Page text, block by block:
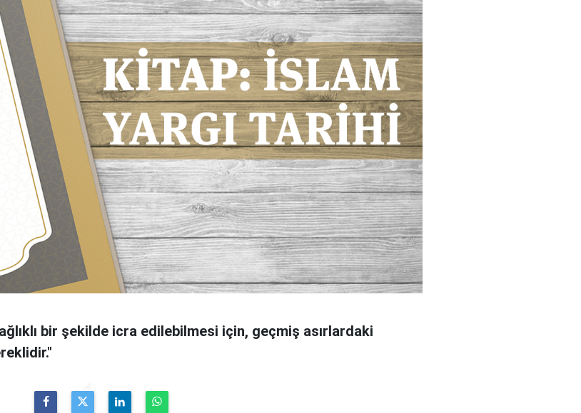
bir şekilde icra edilebilmesi için, geçmiş asırlardaki